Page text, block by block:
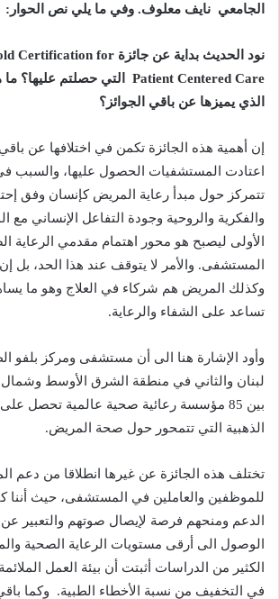
الجامعي نايف معلوف. وفي ما يلي نص الحوار :
نود الحديث بداية عن جائزة Certification for
Patient Centered Care
التي حصلتم عليها؟ ما
الذي يميزها عن باقي الجوائز؟
إن أهمية هذه الجائزة تكمن في اختلافها عن باقي
اعتادت
المستشفيات الحصول عليها، والسبب
تتمركز حول مبدأ رعاية المريض كإنسان وفق
والفكرية والروحية وجودة التفاعل الإنساني مع
الأولى ليصبح هو محور اهتمام مقدمي الرعاية
المستشفى. والأمر لا يتوقف عند هذا الحد، بل إن
وكذلك
المريض هم شركاء في العلاج وهو ما
تساعد على الشفاء والرعاية.
وأود الإشارة هنا الى أن مستشفى ومركز بلفو
لبنان والثاني في منطقة الشرق الأوسط وشمال
بين
مؤسسة رعائية صحية عالمية تحصل على
الذهبية
التي تتمحور حول صحة المريض.
تختلف هذه الجائزة عن غيرها انطلاقا من دعم
للموظفين والعاملين في المستشفى، حيث أننا
الدعم ومنحهم فرصة لإيصال صوتهم والتعبير عن
الوصول
الى أرقى مستويات الرعاية الصحية
الكثير من الدراسات أثبتت أن بيئة العمل الملائمة
في
التخفيف من نسبة الأخطاء الطبية. وكما